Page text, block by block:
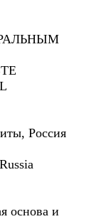
Россия
основа и